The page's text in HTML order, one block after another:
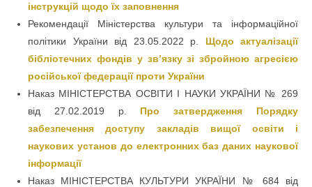
інструкцій щодо їх заповнення
Рекомендації Міністерства культури та інформаційної
політики України від 23.05.2022 р. Щодо актуалізації
бібліотечних фондів у зв’язку зі збройною агресією
російської федерації проти України
Наказ МІНІСТЕРСТВА ОСВІТИ І НАУКИ УКРАЇНИ № 269
від 27.02.2019 р. Про затвердження Порядку
забезпечення доступу закладів вищої освіти і
наукових установ до електронних баз даних наукової
інформації
Наказ МІНІСТЕРСТВА КУЛЬТУРИ УКРАЇНИ № 684 від